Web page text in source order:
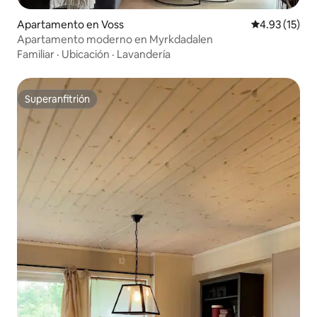
Apartamento en Voss Calificación
4.93 (15)
Apartamento moderno en Myrkdadalen
Familiar · Ubicación · Lavandería
Superanfitrión
Superanfitrión